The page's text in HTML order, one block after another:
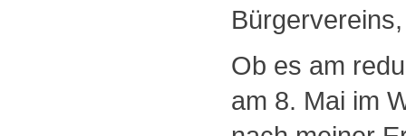
Ob es am
am 8. Mai im